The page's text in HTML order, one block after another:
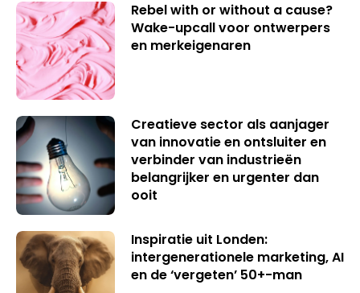
Rebel with or without a cause?
Wake-upcall voor ontwerpers
en merkeigenaren
Creatieve sector als aanjager
van innovatie en ontsluiter en
verbinder van industrieën
belangrijker en urgenter dan
ooit
Inspiratie uit Londen:
intergenerationele marketing, AI
en de ‘vergeten’ 50+-man